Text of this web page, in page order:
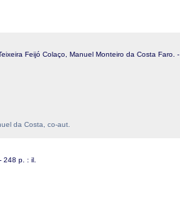
Feijó Colaço, Manuel Monteiro da Costa Faro. -
da Costa, co-aut.
- 248 p. : il.